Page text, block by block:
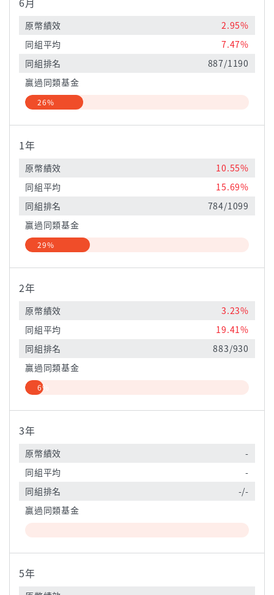
原幣績效
2.95%
同組平均
7.47%
同組排名
887/1190
贏過同類基金
26%
1年
原幣績效
10.55%
同組平均
15.69%
同組排名
784/1099
贏過同類基金
29%
2年
原幣績效
3.23%
同組平均
19.41%
同組排名
883/930
贏過同類基金
6%
3年
原幣績效
-
同組平均
-
同組排名
-/-
贏過同類基金
5年